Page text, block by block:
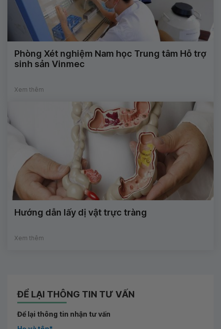
Phòng Xét nghiệm Nam học Trung tâm Hỗ trợ
sinh sản Vinmec
Xem thêm
Hướng dẫn lấy dị vật trực tràng
Xem thêm
ĐỂ LẠI THÔNG TIN TƯ VẤN
Để lại thông tin nhận tư vấn